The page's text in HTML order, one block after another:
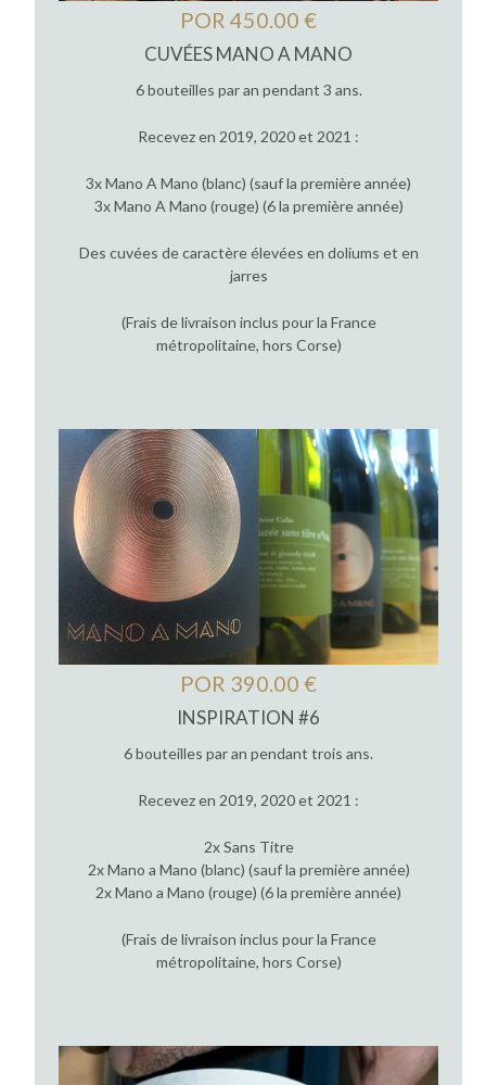
POR 450.00 €
CUVÉES MANO A MANO
6 bouteilles par an pendant 3 ans.
Recevez en 2019, 2020 et 2021 :
3x Mano A Mano (blanc) (sauf la première année)
3x Mano A Mano (rouge) (6 la première année)
Des cuvées de caractère élevées en doliums et en
jarres
(Frais de livraison inclus pour la France
métropolitaine, hors Corse)
POR 390.00 €
INSPIRATION #6
6 bouteilles par an pendant trois ans.
Recevez en 2019, 2020 et 2021 :
2x Sans Titre
2x Mano a Mano (blanc) (sauf la première année)
2x Mano a Mano (rouge) (6 la première année)
(Frais de livraison inclus pour la France
métropolitaine, hors Corse)